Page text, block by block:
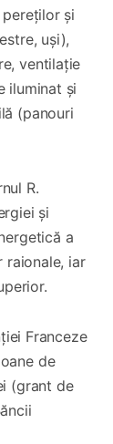
și
uși),
ventilație
iluminat și
(panouri
R.
și
a
raionale, iar
Franceze
de
(grant de